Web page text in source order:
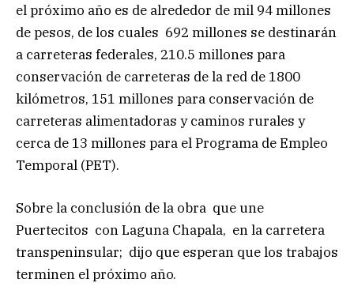
el próximo año es de alrededor de mil 94 millones
de pesos, de los cuales 692 millones se destinarán
a carreteras federales, 210.5 millones para
conservación de carreteras de la red de 1800
kilómetros, 151 millones para conservación de
carreteras alimentadoras y caminos rurales y
cerca de 13 millones para el Programa de Empleo
Temporal (PET).
Sobre la conclusión de la obra que une
Puertecitos con Laguna Chapala, en la carretera
transpeninsular; dijo que esperan que los trabajos
terminen el próximo año.